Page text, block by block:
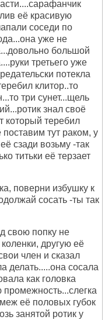
её красивую
соседи по
уже не
большой
третьего уже
потекла
клитор..то
три сунет...щель
знал своё
который теребил
тут раком, у
сзади возьму -так
титьки её терзает
поверни избушку к
сосать -ты так
свою попку не
другую её
член и сказал
делать.....она сосала
как головка
промежность...слегка
её половых губок
занятой ротик у